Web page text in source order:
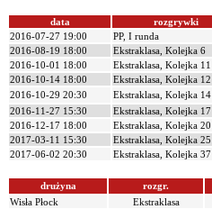
data rozgrywki
2016-07-27 19:00
PP, I runda
2016-08-19 18:00
Ekstraklasa, Kolejka 6
2016-10-01 18:00
Ekstraklasa, Kolejka 11
2016-10-14 18:00
Ekstraklasa, Kolejka 12
2016-10-29 20:30
Ekstraklasa, Kolejka 14
2016-11-27 15:30
Ekstraklasa, Kolejka 17
2016-12-17 18:00
Ekstraklasa, Kolejka 20
2017-03-11 15:30
Ekstraklasa, Kolejka 25
2017-06-02 20:30
Ekstraklasa, Kolejka 37
drużyna rozgr.
Wisła Płock
Ekstraklasa